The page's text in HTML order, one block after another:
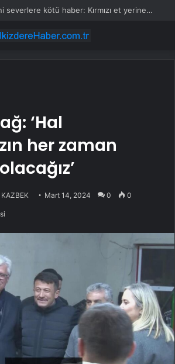
Döner ve tantuni severlere kötü haber: Kırmızı et yerine eşek eti yedirmişler
‘Hal
her zaman
Mart 14, 2024 0 0